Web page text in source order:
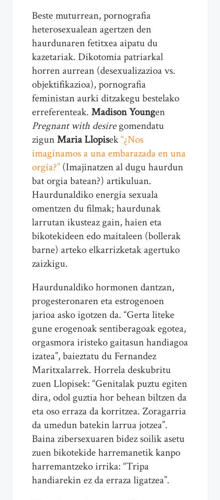
Beste muturrean, pornografia
heterosexualean agertzen den
haurdunaren fetitxea aipatu du
kazetariak. Dikotomia patriarkal
horren aurrean (desexualizazioa vs.
objektifikazioa), pornografia
feministan aurki ditzakegu bestelako
erreferenteak. Madison Youngen
Pregnant with desiregomendatu
zigunMaria Llopisek“¿Nos
imaginamos a una embarazada en una
orgía?” (Imajinatzen al dugu haurdun
bat orgia batean?) artikuluan.
Haurdunaldiko energia sexuala
omentzen du filmak; haurdunak
larrutan ikusteaz gain, haien eta
bikotekideen edo maitaleen (bollerak
barne) arteko elkarrizketak agertuko
zaizkigu.
Haurdunaldiko hormonen dantzan,
progesteronaren eta estrogenoen
jarioa asko igotzen da. “Gerta liteke
gune erogenoak sentiberagoak egotea,
orgasmora iristeko gaitasun handiagoa
izatea”, baieztatu du Fernandez
Maritxalarrek. Horrela deskubritu
zuen Llopisek: “Genitalak puztu egiten
dira, odol guztia hor behean biltzen da
eta oso erraza da korritzea. Zoragarria
da umedun batekin larrua jotzea”.
Baina zibersexuaren bidez soilik asetu
zuen bikotekide harremanetik kanpo
harremantzeko irrika: “Tripa
handiarekin ez da erraza ligatzea”.